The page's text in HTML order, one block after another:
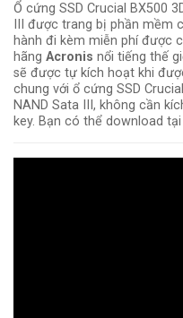
Ổ cứng SSD Crucial BX500
III được trang bị phần mềm
hành đi kèm miễn phí được
hãng Acronis nổi tiếng thế
sẽ được tự kích hoạt khi
chung với ổ cứng SSD
NAND Sata III, không cần
key. Bạn có thể download tại